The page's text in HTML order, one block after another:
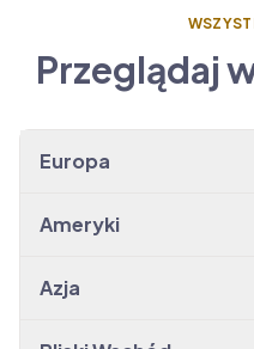
Przeglądaj
Europa
Ameryki
Azja